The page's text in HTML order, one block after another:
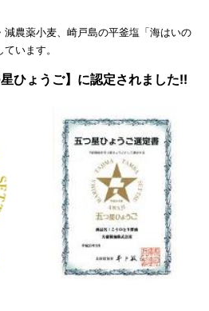
農薬小麦、崎戸島の平釜塩「海はいの
います。
ひょうご】に認定されました!!